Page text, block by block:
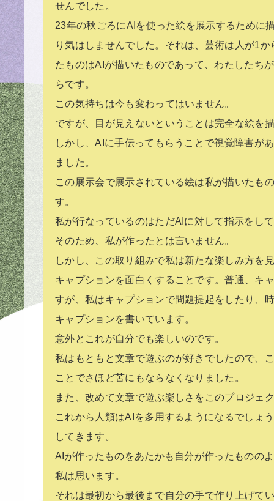
せんでした。
23年の秋ごろにAIを使った絵を展示するために
り気はしませんでした。それは、芸術は人が1
たものはAIが描いたものであって、わたしたち
らです。
この気持ちは今も変わってはいません。
ですが、目が見えないということは完全な絵を
しかし、AIに手伝ってもらうことで視覚障害が
ました。
この展示会で展示されている絵は私が描いたも
す。
私が行なっているのはただAIに対して指示をし
そのため、私が作ったとは言いません。
しかし、この取り組みで私は新たな楽しみ方を
キャプションを面白くすることです。普通、キ
すが、私はキャプションで問題提起をしたり、
キャプションを書いています。
意外とこれが自分でも楽しいのです。
私はもともと文章で遊ぶのが好きでしたので、
ことでさほど苦にもならなくなりました。
また、改めて文章で遊ぶ楽しさをこのプロジェ
これから人類はAIを多用するようになるでしょ
してきます。
AIが作ったものをあたかも自分が作ったものの
私は思います。
それは最初から最後まで自分の手で作り上げて